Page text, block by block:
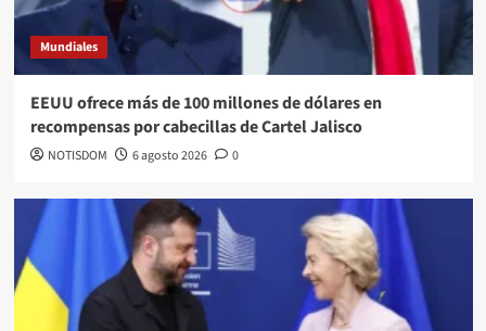
Mundiales
EEUU ofrece más de 100 millones de dólares en
recompensas por cabecillas de Cartel Jalisco
NOTISDOM 6 agosto 2026 0